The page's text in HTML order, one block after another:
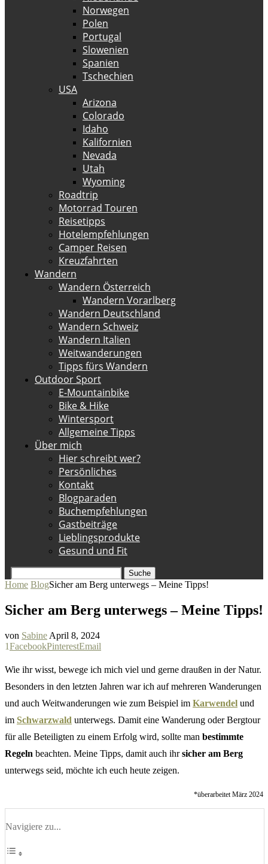
Norwegen
Polen
Portugal
Slowenien
Spanien
Tschechien
USA
Arizona
Colorado
Idaho
Kalifornien
Nevada
Utah
Wyoming
Roadtrip
Motorrad Touren
Reisetipps
Hotelempfehlungen
Camper Reisen
Kreuzfahrten
Wandern
Wandern Österreich
Wandern Vorarlberg
Wandern Deutschland
Wandern Schweiz
Wandern Italien
Weitwanderungen
Tipps fürs Wandern
Outdoor Sport
E-Mountainbike
Bike & Hike
Wintersport
Allgemeine Tipps
Über mich
Hier schreibt wer?
Persönliches
Kontakt
Blogparaden
Buchempfehlungen
Gastbeiträge
Lieblingsprodukte
Gesund und Fit
Suche
Home BlogSicher am Berg unterwegs – Meine Tipps!
Sicher am Berg unterwegs – Meine Tipps!
von Sabine April 8, 2024
1FacebookPinterestEmail
Wie ihr wisst, bewege ich mich viel und gerne draußen in der Natur.
Besonders in den letzten Jahren war ich auf mehreren Wanderungen
und auch Weitwanderungen wie zum Beispiel im Karwendel und
im Schwarzwald unterwegs. Damit eine Wanderung oder Bergtour
für alle Beteiligten zu einem Erfolg wird, sollte man bestimmte
Regeln beachten. Meine Tipps, damit auch ihrsicher am Berg
unterwegs seid, möchte ich euch heute zeigen.
*überarbeitet März 2024
Navigiere zu...